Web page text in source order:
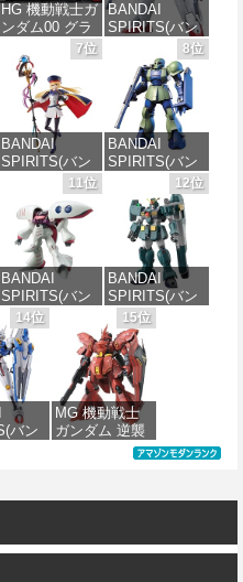
HG 機動戦士ガ
ンダム00 グラ
ハム専用ユニ
オンフラッグ
カスタム 1/144
スケール 色分
け済みプラモ
デル
価格：¥1,800
BANDAI
SPIRITS(バン
ダイ スピリッ
ツ) HGAW 機
動新世紀ガン
ダムX ガンダ
ムエアマスタ
ー 1/144スケー
ル 色分け済み
プラモデル
価格：¥3,600
7位
BANDAI
SPIRITS(バン
ダイ スピリッ
Fate/Grand
Order アルトリ
ア・キャスタ
ー 色分け済み
プラモデル
価格：¥7,800
8位
BANDAI
SPIRITS(バン
ダイ スピリッ
ツ) HGUC
1/144 HGUC
MS-05BザクI
(機動戦士ガン
ダム)
価格：¥2,300
11位
BANDAI
SPIRITS(バン
ダイ スピリッ
ツ) HGUC 195
機動戦士Zガン
ダム キュベレ
イ 1/144スケー
ル 色分け済み
プラモデル
12位
BANDAI
SPIRITS(バン
ダイ スピリッ
ツ) HG 機動新
世紀ガンダムX
ガンダムレオ
パルド 1/144ス
ケール 色分け
済みプラモデ
ル
14位
バン
ガン
1/100
色分
15位
MG 機動戦士
ガンダム 逆襲
のシャア MSN-
ケール 色分け